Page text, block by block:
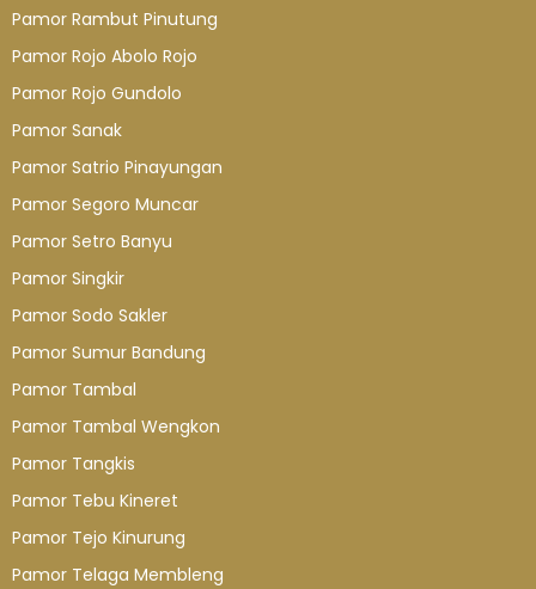
Pamor Rambut Pinutung
Pamor Rojo Abolo Rojo
Pamor Rojo Gundolo
Pamor Sanak
Pamor Satrio Pinayungan
Pamor Segoro Muncar
Pamor Setro Banyu
Pamor Singkir
Pamor Sodo Sakler
Pamor Sumur Bandung
Pamor Tambal
Pamor Tambal Wengkon
Pamor Tangkis
Pamor Tebu Kineret
Pamor Tejo Kinurung
Pamor Telaga Membleng